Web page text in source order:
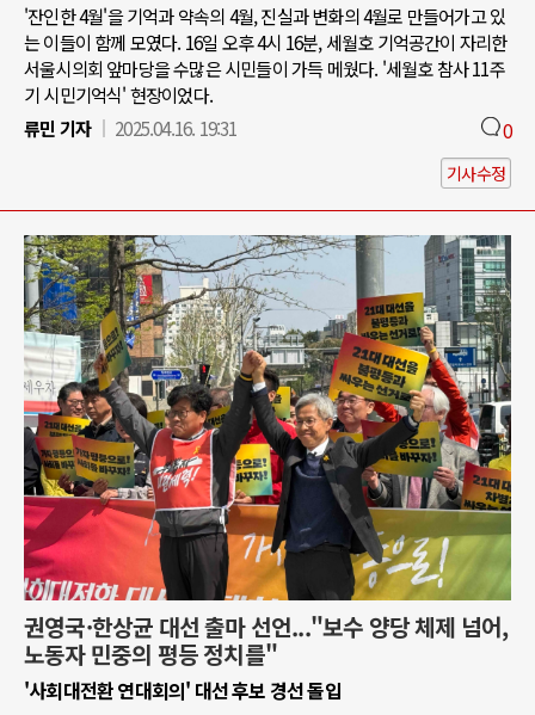
'잔인한 4월'을 기억과 약속의 4월, 진실과 변화의 4월로 만들어가고 있
는 이들이 함께 모였다. 16일 오후 4시 16분, 세월호 기억공간이 자리한
서울시의회 앞마당을 수많은 시민들이 가득 메웠다. '세월호 참사 11주
기 시민기억식' 현장이었다.
류민 기자
2025.04.16. 19:31 0
기사수정
권영국·한상균 대선 출마 선언..."보수 양당 체제 넘어,
노동자 민중의 평등 정치를"
'사회대전환 연대회의' 대선 후보 경선 돌입